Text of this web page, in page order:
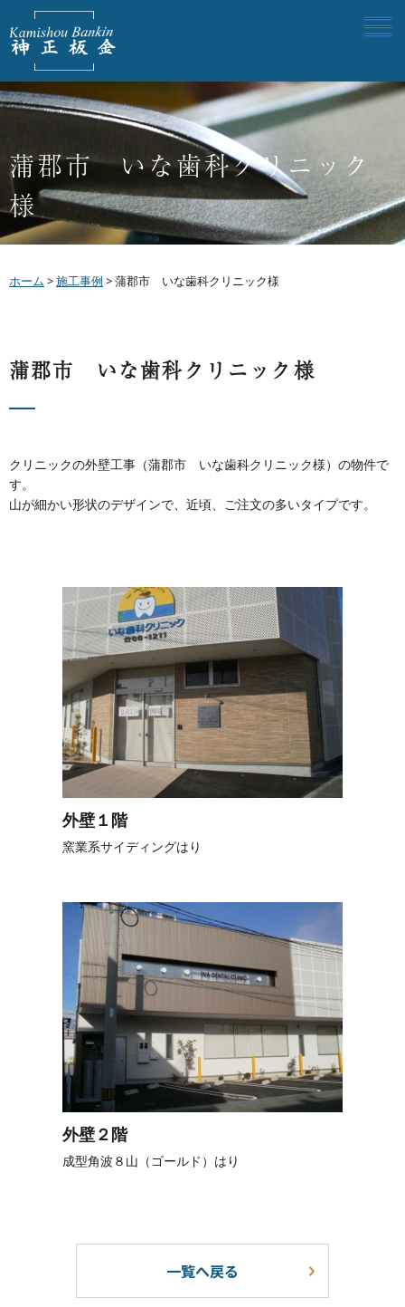
蒲郡市 いな歯科クリニック
様
ホーム >施工事例 >蒲郡市 いな歯科クリニック様
蒲郡市 いな歯科クリニック様
クリニックの外壁工事（蒲郡市 いな歯科クリニック様）の物件で
す。
山が細かい形状のデザインで、近頃、ご注文の多いタイプです。
外壁１階
窯業系サイディングはり
外壁２階
成型角波８山（ゴールド）はり
一覧へ戻る